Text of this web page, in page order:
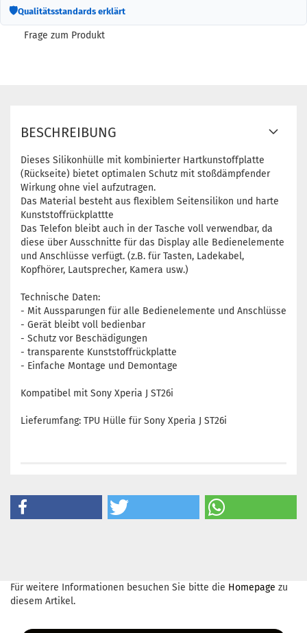
🛡Qualitätsstandards erklärt
Frage zum Produkt
BESCHREIBUNG
Dieses Silikonhülle mit kombinierter Hartkunstoffplatte
(Rückseite) bietet optimalen Schutz mit stoßdämpfender
Wirkung ohne viel aufzutragen.
Das Material besteht aus flexiblem Seitensilikon und harte
Kunststoffrückplattte
Das Telefon bleibt auch in der Tasche voll verwendbar, da
diese über Ausschnitte für das Display alle Bedienelemente
und Anschlüsse verfügt. (z.B. für Tasten, Ladekabel,
Kopfhörer, Lautsprecher, Kamera usw.)
Technische Daten:
- Mit Aussparungen für alle Bedienelemente und Anschlüsse
- Gerät bleibt voll bedienbar
- Schutz vor Beschädigungen
- transparente Kunststoffrückplatte
- Einfache Montage und Demontage
Kompatibel mit Sony Xperia J ST26i
Lieferumfang: TPU Hülle für Sony Xperia J ST26i
Für weitere Informationen besuchen Sie bitte die Homepage zu
diesem Artikel.